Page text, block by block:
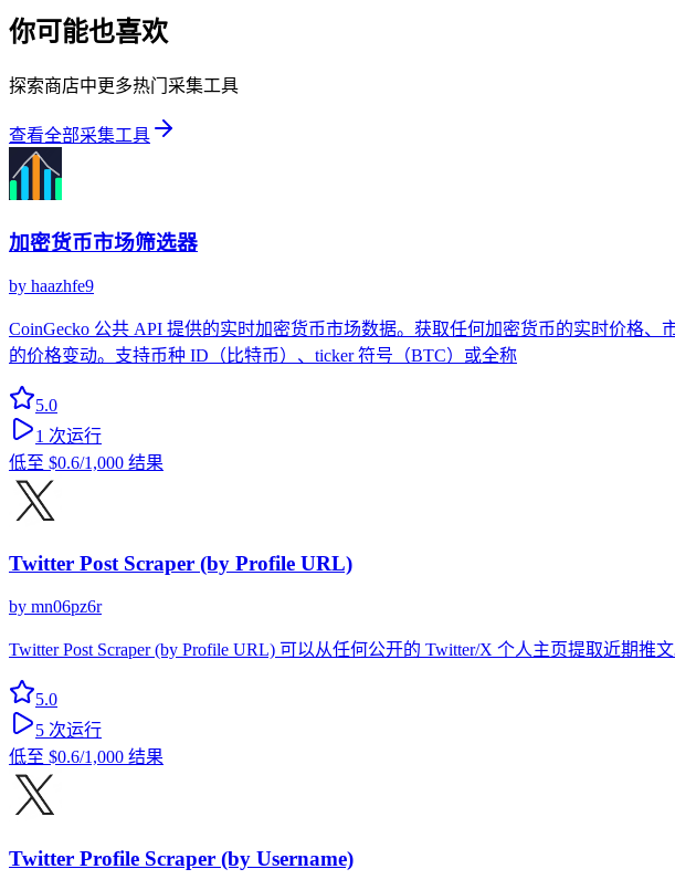
你可能也喜欢
探索商店中更多热门采集工具
查看全部采集工具
加密货币市场筛选器
by haazhfe9
CoinGecko 公共 API 提供的实时加密货币市场数据。获取任何加密货币的实时价格
的价格变动。支持币种 ID（比特币）、ticker 符号（BTC）或全称
5.0
1 次运行
低至 $0.6/1,000 结果
Twitter Post Scraper (by Profile URL)
by mn06pz6r
Twitter Post Scraper (by Profile URL) 可以从任何公开的 Twitter/X 个人主页提取近期
5.0
5 次运行
低至 $0.6/1,000 结果
Twitter Profile Scraper (by Username)